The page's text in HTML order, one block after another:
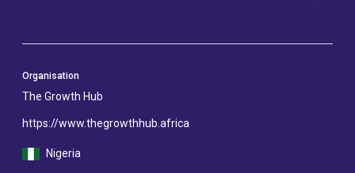
Organisation
The Growth Hub
https://www.thegrowthhub.africa
Nigeria